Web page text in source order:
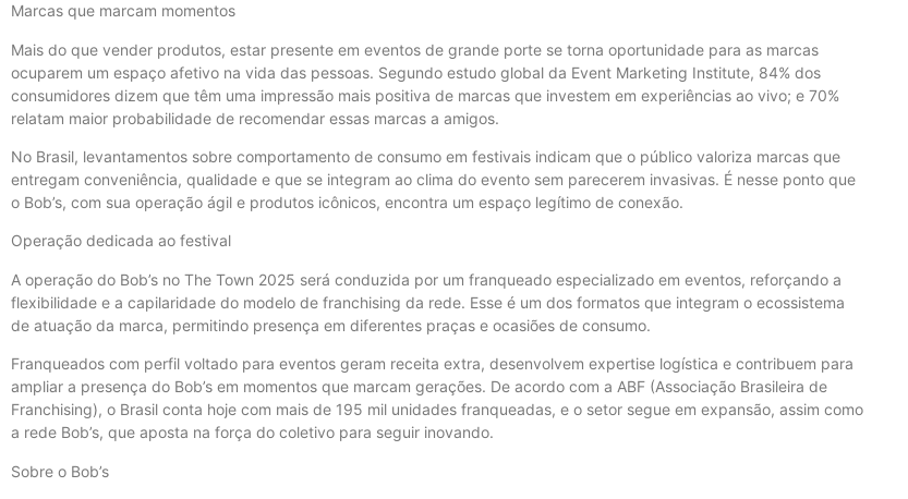
Marcas que marcam momentos
Mais do que vender produtos, estar presente em eventos de grande porte se torna oportunidade para as marcas
ocuparem um espaço afetivo na vida das pessoas. Segundo estudo global da Event Marketing Institute, 84% dos
consumidores dizem que têm uma impressão mais positiva de marcas que investem em experiências ao vivo; e 70%
relatam maior probabilidade de recomendar essas marcas a amigos.
No Brasil, levantamentos sobre comportamento de consumo em festivais indicam que o público valoriza marcas que
entregam conveniência, qualidade e que se integram ao clima do evento sem parecerem invasivas. É nesse ponto que
o Bob’s, com sua operação ágil e produtos icônicos, encontra um espaço legítimo de conexão.
Operação dedicada ao festival
A operação do Bob’s no The Town 2025 será conduzida por um franqueado especializado em eventos, reforçando a
flexibilidade e a capilaridade do modelo de franchising da rede. Esse é um dos formatos que integram o ecossistema
de atuação da marca, permitindo presença em diferentes praças e ocasiões de consumo.
Franqueados com perfil voltado para eventos geram receita extra, desenvolvem expertise logística e contribuem para
ampliar a presença do Bob’s em momentos que marcam gerações. De acordo com a ABF (Associação Brasileira de
Franchising), o Brasil conta hoje com mais de 195 mil unidades franqueadas, e o setor segue em expansão, assim como
a rede Bob’s, que aposta na força do coletivo para seguir inovando.
Sobre o Bob’s